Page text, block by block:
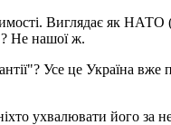
Виглядає як НАТО
Не нашої ж.
Усе це Україна
ухвалювати його за